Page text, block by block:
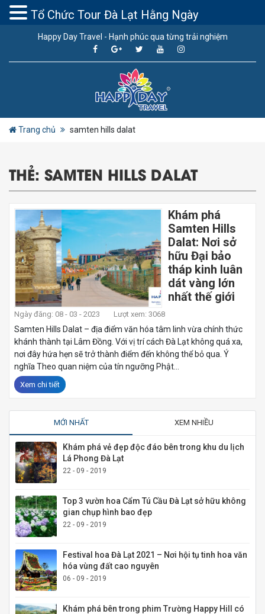
Happy Day Travel - Hạnh phúc qua từng trải nghiệm
Trang chủ samten hills dalat
THẺ: SAMTEN HILLS DALAT
Khám phá
Samten Hills
Dalat: Nơi sở
hữu Đại bảo
tháp kinh luân
dát vàng lớn
nhất thế giới
Ngày đăng: 08 - 03 - 2023 Lượt xem: 3068
Samten Hills Dalat – địa điểm văn hóa tâm linh vừa chính thức
khánh thành tại Lâm Đồng. Với vị trí cách Đà Lạt không quá xa,
nơi đây hứa hẹn sẽ trở thành điểm đến không thể bỏ qua. Ý
nghĩa Theo quan niệm của tín ngưỡng Phật...
Xem chi tiết
MỚI NHẤT XEM NHIỀU
Khám phá vẻ đẹp độc đáo bên trong khu du lịch
Lá Phong Đà Lạt
22 - 09 - 2019
Top 3 vườn hoa Cẩm Tú Cầu Đà Lạt sở hữu không
gian chụp hình bao đẹp
22 - 09 - 2019
Festival hoa Đà Lạt 2021 – Nơi hội tụ tinh hoa văn
hóa vùng đất cao nguyên
06 - 09 - 2019
Khám phá bên trong phim Trường Happy Hill có
Tổ Chức Tour Đà Lạt Hằng Ngày